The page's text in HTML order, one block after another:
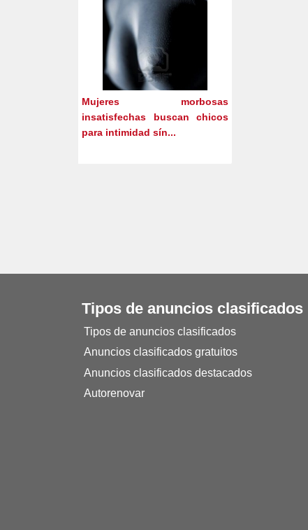
Mujeres morbosas
insatisfechas buscan chicos
para intimidad sín...
Tipos de anuncios clasificados
Tipos de anuncios clasificados
Anuncios clasificados gratuitos
Anuncios clasificados destacados
Autorenovar